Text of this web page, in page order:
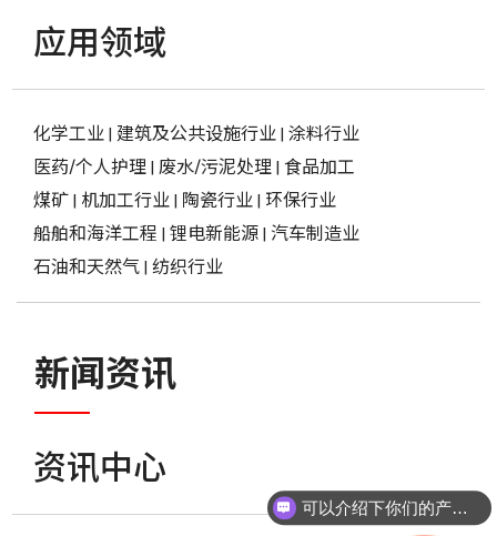
应用领域
化学工业| 建筑及公共设施行业| 涂料行业
医药/个人护理| 废水/污泥处理| 食品加工
煤矿| 机加工行业| 陶瓷行业| 环保行业
船舶和海洋工程 | 锂电新能源| 汽车制造业
石油和天然气| 纺织行业
新闻资讯
资讯中心
可以介绍下你们的产品么？